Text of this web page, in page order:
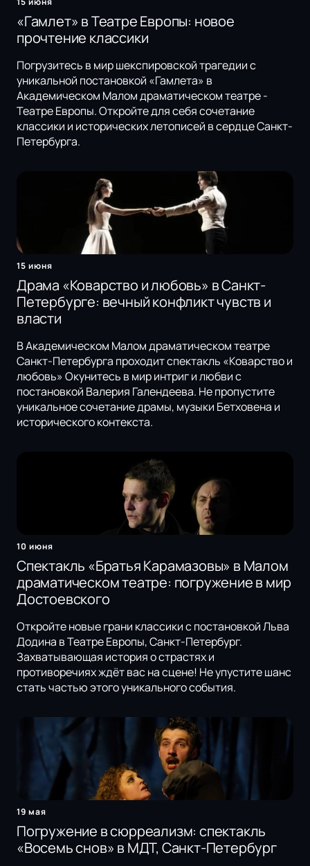
«Гамлет» в Театре Европы: новое
прочтение классики
Погрузитесь в мир шекспировской трагедии с
уникальной постановкой «Гамлета» в
Академическом Малом драматическом театре -
Театре Европы. Откройте для себя сочетание
классики и исторических летописей в сердце Санкт-
Петербурга.
15 июня
Драма «Коварство и любовь» в Санкт-
Петербурге: вечный конфликт чувств и
власти
В Академическом Малом драматическом театре
Санкт-Петербурга проходит спектакль «Коварство и
любовь» Окунитесь в мир интриг и любви с
постановкой Валерия Галендеева. Не пропустите
уникальное сочетание драмы, музыки Бетховена и
исторического контекста.
10 июня
Спектакль «Братья Карамазовы» в Малом
драматическом театре: погружение в мир
Достоевского
Откройте новые грани классики с постановкой Льва
Додина в Театре Европы, Санкт-Петербург.
Захватывающая история о страстях и
противоречиях ждёт вас на сцене! Не упустите шанс
стать частью этого уникального события.
19 мая
Погружение в сюрреализм: спектакль
«Восемь снов» в МДТ, Санкт-Петербург